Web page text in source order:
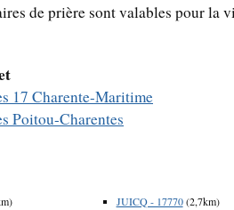
de prière sont valables pour la
17 Charente-Maritime
Poitou-Charentes
JUICQ - 17770(2,7km)